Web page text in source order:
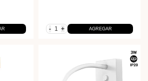
- + AGREGAR